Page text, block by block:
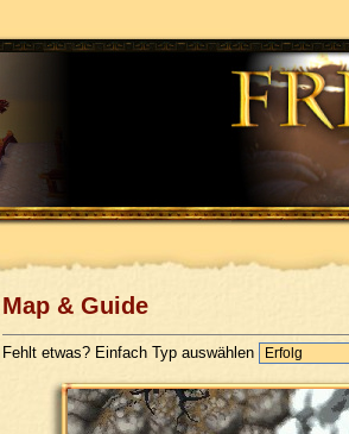
Map & Guide
Fehlt etwas? Einfach Typ auswählen